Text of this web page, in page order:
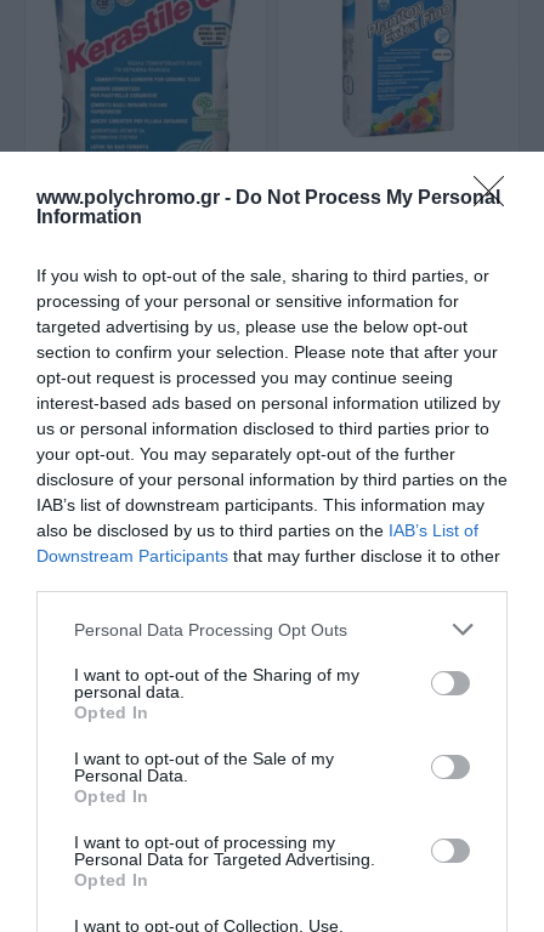
www.polychromo.gr - Do Not Process My Personal
Information
If you wish to opt-out of the sale, sharing to third parties, or
processing of your personal or sensitive information for
targeted advertising by us, please use the below opt-out
section to confirm your selection. Please note that after your
opt-out request is processed you may continue seeing
interest-based ads based on personal information utilized by
us or personal information disclosed to third parties prior to
your opt-out. You may separately opt-out of the further
disclosure of your personal information by third parties on the
IAB’s list of downstream participants. This information may
also be disclosed by us to third parties on the IAB’s List of
Downstream Participants that may further disclose it to other
Please note that this website/app uses one or more Google
not limited to your visit or usage behaviour. You may click to
grant or deny consent to Google and its third-party tags to
use your data for below specified purposes in below Google
consent section.
Personal Data Processing Opt Outs
I want to opt-out of the Sharing of my
personal data.
Opted In
I want to opt-out of the Sale of my
Personal Data.
Opted In
I want to opt-out of processing my
Personal Data for Targeted Advertising.
Opted In
I want to opt-out of Collection, Use,
Mapei Kerastile G1 C1
Κόλλα Πλακιδίων Λευκή
ΑΓΟΡΑ
Mapei Planitop Extra
Λευκό 25kg
ΑΓΟΡΑ
Intomap R Fast
Επισκευαστικός Σοβάς
10,50 €
ΑΓΟΡΑ
Mapei Τσιμεντοκονίαμα
Λευκό 25kg
ΑΓΟΡΑ